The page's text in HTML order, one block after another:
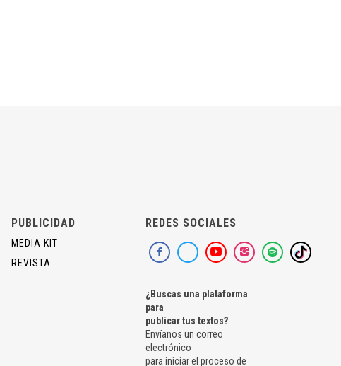
PUBLICIDAD
MEDIA KIT
REVISTA
REDES SOCIALES
¿Buscas una plataforma
para
publicar tus textos?
Envíanos un correo
electrónico
para iniciar el proceso de